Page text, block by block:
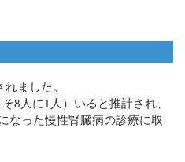
ました。
8人に1人）いると推計され、
なった慢性腎臓病の診療に取